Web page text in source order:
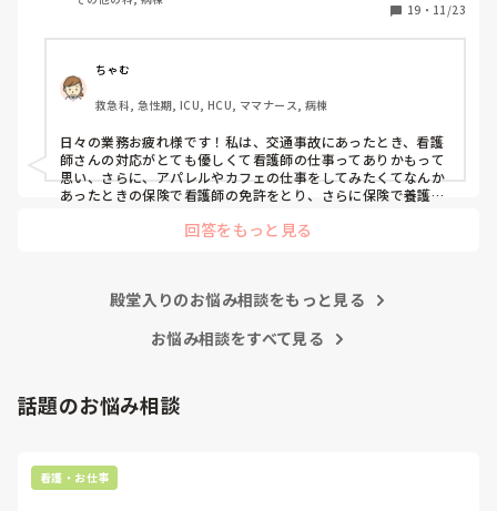
科についていたりしますか？
笑
19 ・ 11/23
ちゃむ
救急科, 急性期, ICU, HCU, ママナース, 病棟
日々の業務お疲れ様です！私は、交通事故にあったとき、看護
師さんの対応がとても優しくて看護師の仕事ってありかもって
思い、さらに、アパレルやカフェの仕事をしてみたくてなんか
あったときの保険で看護師の免許をとり、さらに保険で養護教
回答をもっと見る
殿堂入りのお悩み相談をもっと見る
お悩み相談をすべて見る
話題のお悩み相談
看護・お仕事